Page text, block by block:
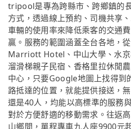
tripool是專為跨縣市、跨鄉鎮的
方式，透過線上預約、司機共享
車輛的使用率來降低乘客的交通
贏。服務的範圍涵蓋全台各地，
Marriott Hotel、中山大學、水京
溜滑梯親子民宿、香格里拉休閒
中心，只要Google地圖上找得到
路抵達的位置，就能提供接送，
還是40人，均能以高標準的服務
對於方便舒適的移動需求。往返
山鄉間，單程專車九人座9900元